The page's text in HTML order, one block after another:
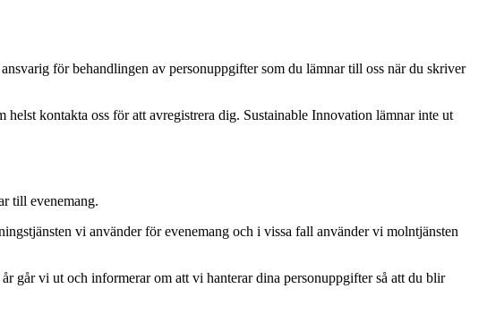
för behandlingen av personuppgifter som du lämnar till oss när du skriver
kontakta oss för att avregistrera dig. Sustainable Innovation lämnar inte ut
till evenemang.
vi använder för evenemang och i vissa fall använder vi molntjänsten
går vi ut och informerar om att vi hanterar dina personuppgifter så att du blir